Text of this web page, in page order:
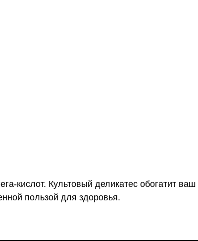
кислот. Культовый деликатес обогатит
пользой для здоровья.